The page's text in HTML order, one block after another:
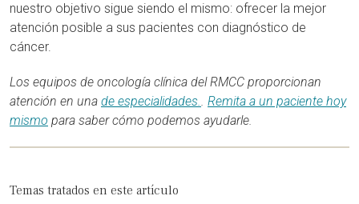
nuestro objetivo sigue siendo el mismo: ofrecer la mejor
atención posible a sus pacientes con diagnóstico de
cáncer.
Los equipos de oncología clínica del RMCC proporcionan
atención en una de especialidades.. Remita a un paciente hoy
mismo para saber cómo podemos ayudarle.
Temas tratados en este artículo